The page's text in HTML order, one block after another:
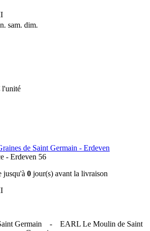
sam. dim.
l'unité
de Saint Germain - Erdeven
- Erdeven 56
jusqu'à 0 jour(s) avant la livraison
Germain
- EARL Le Moulin de Saint